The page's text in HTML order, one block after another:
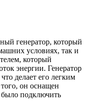
генератор, который
условиях, так и
который
энергии. Генератор
делает его легким
он оснащен
подключить